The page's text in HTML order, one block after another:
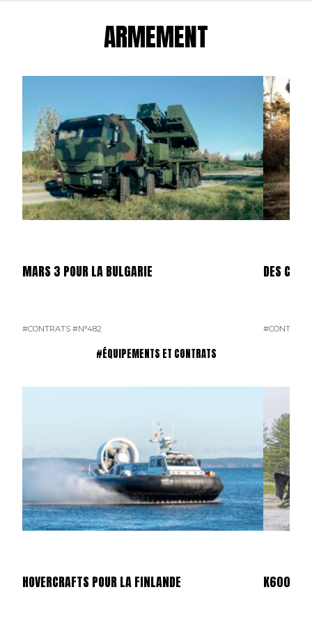
ARMEMENT
MARS 3 POUR LA BULGARIE
#CONTRATS #N°482
DES
#CONTRATS
#ÉQUIPEMENTS ET CONTRATS
HOVERCRAFTS POUR LA FINLANDE K600